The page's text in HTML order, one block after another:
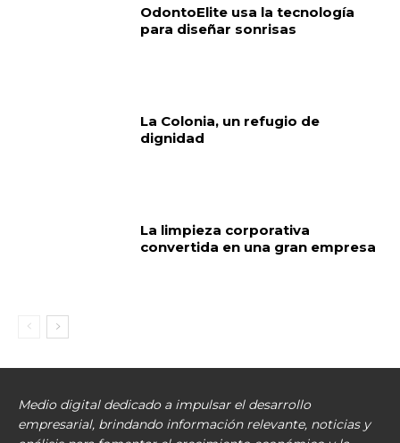
OdontoElite usa la tecnología
para diseñar sonrisas
La Colonia, un refugio de
dignidad
La limpieza corporativa
convertida en una gran empresa
Medio digital dedicado a impulsar el desarrollo
empresarial, brindando información relevante, noticias y